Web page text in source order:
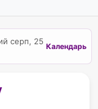
серп, 25
Календарь